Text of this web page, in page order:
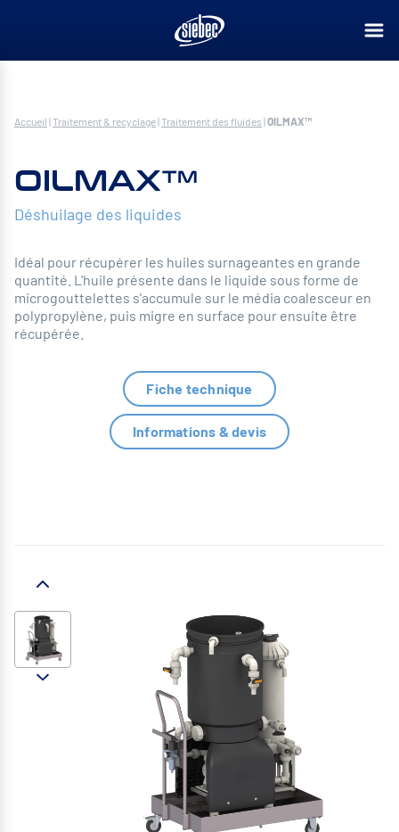
Accueil |Traitement & recyclage|Traitement des fluides |OILMAX™
OILMAX™
Déshuilage des liquides
Idéal pour récupérer les huiles surnageantes en grande
quantité. L'huile présente dans le liquide sous forme de
microgouttelettes s'accumule sur le média coalesceur en
polypropylène, puis migre en surface pour ensuite être
récupérée.
Fiche technique
Informations & devis